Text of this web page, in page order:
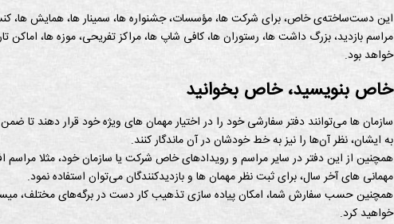
این دست‌ساخته‌ی خاص، برای شرکت ها، مؤسسات، جشنواره ها، سمینار ها، همایش ها،
مراسم بازدید، بزرگ داشت ها، رستوران ها، کافی شاپ ها، مراکز تفریحی، موزه ها، اماکن
خواهد بود.
خاص بنویسید، خاص بخوانید
سازمان ها می‌توانند دفتر سفارشی خود را در اختیار مهمان های ویژه خود قرار دهند تا
به ایشان، نظر آن‌ها را نیز به خط خودشان در آن ماندگار کنند.
همچنین از این دفتر در سایر مراسم و رویدادهای خاص شرکت یا سازمان خود، مثلا
مهمانی های آخر سال، برای ثبت نظر مهمان ها و بازدیدکنندگان می‌توان استفاده نمود.
همچنین حسب سفارش شما، امکان پیاده سازی تذهیب کار دست در برگه‌های مختلف، میسر
خواهید کرد.